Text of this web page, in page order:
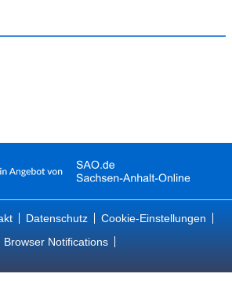
Datenschutz
Cookie-Einstellungen
Browser Notifications